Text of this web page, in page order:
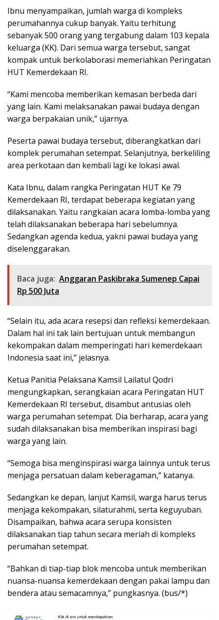
Ibnu menyampaikan, jumlah warga di kompleks
perumahannya cukup banyak. Yaitu terhitung
sebanyak 500 orang yang tergabung dalam 103 kepala
keluarga (KK). Dari semua warga tersebut, sangat
kompak untuk berkolaborasi memeriahkan Peringatan
HUT Kemerdekaan RI.
“Kami mencoba memberikan kemasan berbeda dari
yang lain. Kami melaksanakan pawai budaya dengan
warga berpakaian unik,” ujarnya.
Peserta pawai budaya tersebut, diberangkatkan dari
komplek perumahan setempat. Selanjutnya, berkeliling
area perkotaan dan kembali lagi ke lokasi awal.
Kata Ibnu, dalam rangka Peringatan HUT Ke 79
Kemerdekaan RI, terdapat beberapa kegiatan yang
dilaksanakan. Yaitu rangkaian acara lomba-lomba yang
telah dilaksanakan beberapa hari sebelumnya.
Sedangkan agenda kedua, yakni pawai budaya yang
diselenggarakan.
Baca juga: Anggaran Paskibraka Sumenep Capai
Rp 500 Juta
“Selain itu, ada acara resepsi dan refleksi kemerdekaan.
Dalam hal ini tak lain bertujuan untuk membangun
kekompakan dalam memperingati hari kemerdekaan
Indonesia saat ini,” jelasnya.
Ketua Panitia Pelaksana Kamsil Lailatul Qodri
mengungkapkan, serangkaian acara Peringatan HUT
Kemerdekaan RI tersebut, disambut antusias oleh
warga perumahan setempat. Dia berharap, acara yang
sudah dilaksanakan bisa memberikan inspirasi bagi
warga yang lain.
“Semoga bisa menginspirasi warga lainnya untuk terus
menjaga persatuan dalam keberagaman,” katanya.
Sedangkan ke depan, lanjut Kamsil, warga harus terus
menjaga kekompakan, silaturahmi, serta keguyuban.
Disampaikan, bahwa acara serupa konsisten
dilaksanakan tiap tahun secara meriah di kompleks
perumahan setempat.
“Bahkan di tiap-tiap blok mencoba untuk memberikan
nuansa-nuansa kemerdekaan dengan pakai lampu dan
bendera atau semacamnya,” pungkasnya. (bus/*)